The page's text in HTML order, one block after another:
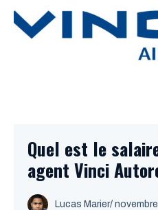
Quel est le
agent Vinci
Lucas Marier/